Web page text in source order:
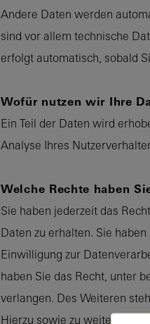
Andere Daten werden
sind vor allem technische
erfolgt automatisch, sobald
Wofür nutzen wir Ihre
Ein Teil der Daten wird
Analyse Ihres
Welche Rechte haben
Sie haben jederzeit das
Daten zu erhalten. Sie
Einwilligung zur
haben Sie das Recht, unter
verlangen. Des Weiteren
Hierzu sowie zu weiteren